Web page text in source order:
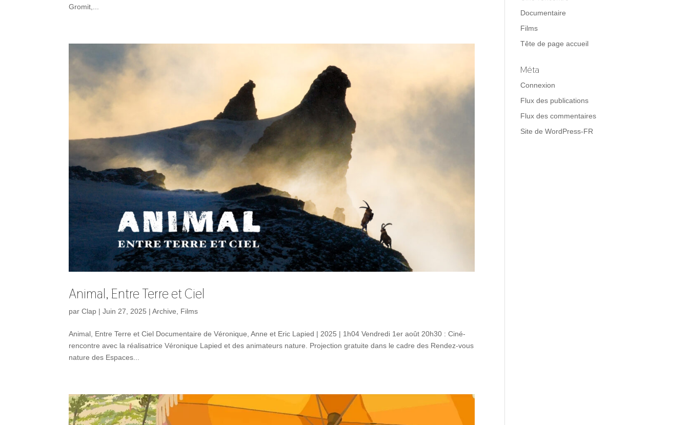
Gromit,...
Animal, Entre Terre et Ciel
parClap |Juin 27, 2025 |Archive, Films
Animal, Entre Terre et Ciel Documentaire de Véronique, Anne et Eric Lapied | 2025 | 1h04 Vendredi 1er août 20h30 : Ciné-
rencontre avec la réalisatrice Véronique Lapied et des animateurs nature. Projection gratuite dans le cadre des Rendez-vous
nature des Espaces...
Documentaire
Films
Tête de page accueil
Méta
Connexion
Flux des publications
Flux des commentaires
Site de WordPress-FR